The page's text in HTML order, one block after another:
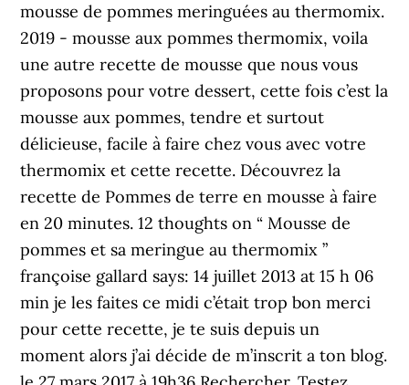
mousse de pommes meringuées au thermomix.
2019 - mousse aux pommes thermomix, voila
une autre recette de mousse que nous vous
proposons pour votre dessert, cette fois c’est la
mousse aux pommes, tendre et surtout
délicieuse, facile à faire chez vous avec votre
thermomix et cette recette. Découvrez la
recette de Pommes de terre en mousse à faire
en 20 minutes. 12 thoughts on “ Mousse de
pommes et sa meringue au thermomix ”
françoise gallard says: 14 juillet 2013 at 15 h 06
min je les faites ce midi c’était trop bon merci
pour cette recette, je te suis depuis un
moment alors j’ai décide de m’inscrit a ton blog.